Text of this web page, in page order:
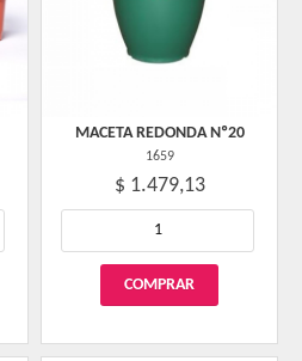
MACETA REDONDA Nº20
1659
$ 1.479,13